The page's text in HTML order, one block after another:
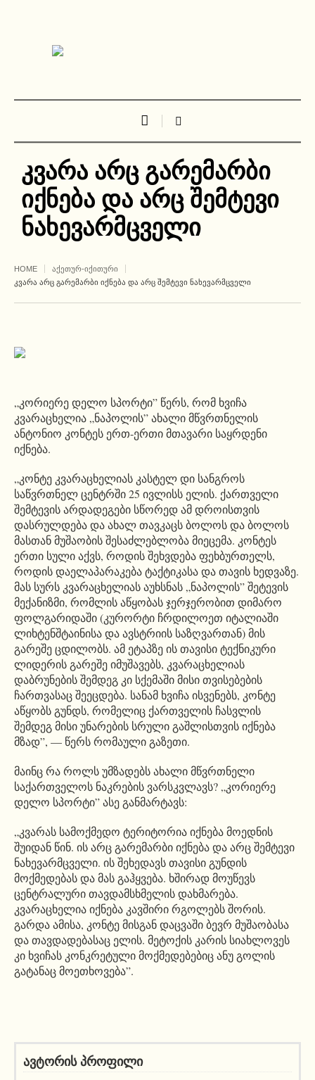
კვარა არც გარემარბი
იქნება და არც შემტევი
ნახევარმცველი
HOME
ᲐᲥᲔᲗᲣᲠ-ᲘᲥᲘᲗᲣᲠᲘ
ᲙᲕᲐᲠᲐ ᲐᲠᲪ ᲒᲐᲠᲔᲛᲐᲠᲑᲘ ᲘᲥᲜᲔᲑᲐ ᲓᲐ ᲐᲠᲪ ᲨᲔᲛᲢᲔᲕᲘ ᲜᲐᲮᲔᲕᲐᲠᲛᲪᲕᲔᲚᲘ
„კორიერე დელო სპორტი” წერს, რომ ხვიჩა
კვარაცხელია „ნაპოლის” ახალი მწვრთნელის
ანტონიო კონტეს ერთ-ერთი მთავარი საყრდენი
იქნება.
„კონტე კვარაცხელიას კასტელ დი სანგროს
საწვრთნელ ცენტრში 25 ივლისს ელის. ქართველი
შემტევის არდადეგები სწორედ ამ დროისთვის
დასრულდება და ახალ თავკაცს ბოლოს და ბოლოს
მასთან მუშაობის შესაძლებლობა მიეცემა. კონტეს
ერთი სული აქვს, როდის შეხვდება ფეხბურთელს,
როდის დაელაპარაკება ტაქტიკასა და თავის ხედვაზე.
მას სურს კვარაცხელიას აუხსნას „ნაპოლის” შეტევის
მექანიზმი, რომლის აწყობას ჯერჯერობით დიმარო
ფოლგარიდაში (კურორტი ჩრდილოეთ იტალიაში
ლიხტენშტაინისა და ავსტრიის საზღვართან) მის
გარეშე ცდილობს. ამ ეტაპზე ის თავისი ტექნიკური
ლიდერის გარეშე იმუშავებს, კვარაცხელიას
დაბრუნების შემდეგ კი სქემაში მისი თვისებების
ჩართვასაც შეეცდება. სანამ ხვიჩა ისვენებს, კონტე
აწყობს გუნდს, რომელიც ქართველის ჩასვლის
შემდეგ მისი უნარების სრული გაშლისთვის იქნება
მზად”, — წერს რომაული გაზეთი.
მაინც რა როლს უმზადებს ახალი მწვრთნელი
საქართველოს ნაკრების ვარსკვლავს? „კორიერე
დელო სპორტი” ასე განმარტავს:
„კვარას სამოქმედო ტერიტორია იქნება მოედნის
შუიდან წინ. ის არც გარემარბი იქნება და არც შემტევი
ნახევარმცველი. ის შეხედავს თავისი გუნდის
მოქმედებას და მას გაჰყვება. ხშირად მოუწევს
ცენტრალური თავდამსხმელის დახმარება.
კვარაცხელია იქნება კავშირი რგოლებს შორის.
გარდა ამისა, კონტე მისგან დაცვაში ბევრ მუშაობასა
და თავდადებასაც ელის. მეტოქის კარის სიახლოვეს
კი ხვიჩას კონკრეტული მოქმედებებიც ანუ გოლის
გატანაც მოეთხოვება”.
ავტორის პროფილი